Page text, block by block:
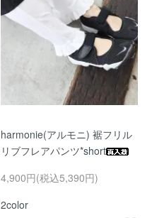
harmonie(アルモニ) 裾フリル
リブフレアパンツ*short
4,900円(税込5,390円)
2color